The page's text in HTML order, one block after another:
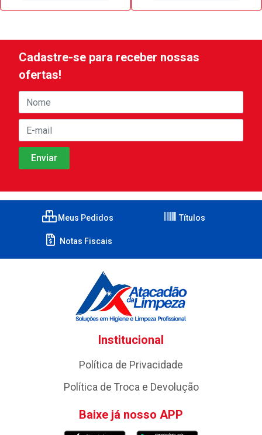
Cadastre-se para receber nossas
ofertas!
Meus Pedidos Títulos
Notas Fiscais
Institucional
Política de Privacidade
Política de Troca e Devolução
Baixe já nosso APP